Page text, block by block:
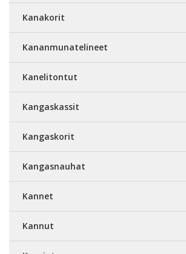
Kanakorit
Kananmunatelineet
Kanelitontut
Kangaskassit
Kangaskorit
Kangasnauhat
Kannet
Kannut